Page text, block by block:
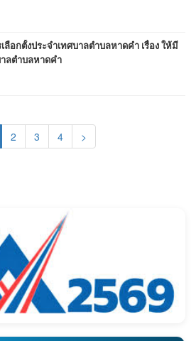
อกตั้งประจำเทศบาลตำบลหาดคำ เรื่อง ให้มี
ลตำบลหาดคำ
(current)
2 3 4 >